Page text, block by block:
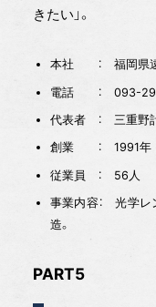
きたい」。
本社 ： 福岡県遠
電話 ： 093-
代表者 ： 三重野
創業 ： 1991年
従業員 ： 56人
事業内容： 光学レ
造。
PART5